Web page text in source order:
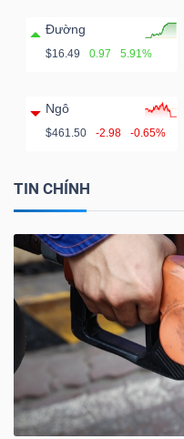
Đường
$16.49 0.97 5.91%
Ngô
$461.50 -2.98 -0.65%
TIN CHÍNH